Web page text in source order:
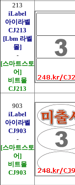
213
iLabel
아이라벨
CJ213
[Lbm 라벨
몰]
-
[스마트스토
어]
비트몰
CJ213
903
iLabel
아이라벨
CJ903
-
[스마트스토
어]
비트몰
CJ903